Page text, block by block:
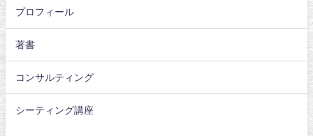
プロフィール
著書
コンサルティング
シーティング講座